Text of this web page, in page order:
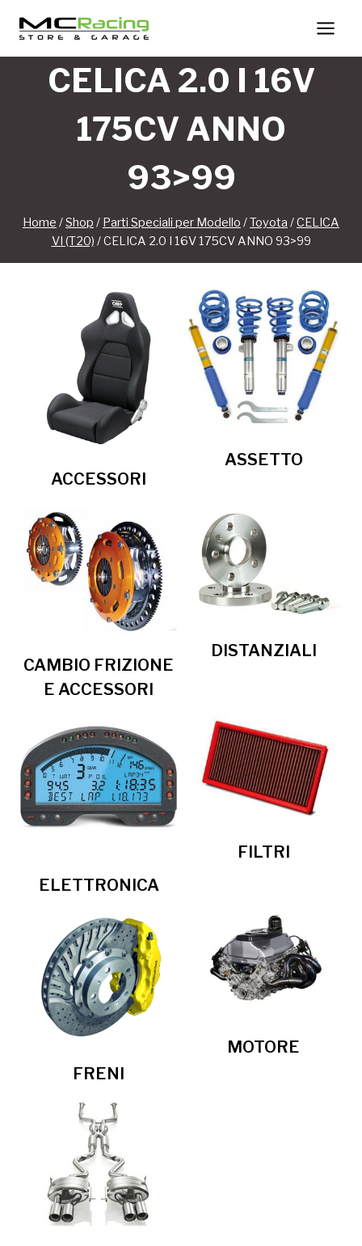
contenuto
CELICA 2.0 I 16V
175CV ANNO
93>99
Home /Shop / Parti Speciali per Modello /Toyota /CELICA
VI (T20) /CELICA 2.0 I 16V 175CV ANNO 93>99
ACCESSORI
ASSETTO
CAMBIO FRIZIONE
E ACCESSORI
DISTANZIALI
ELETTRONICA
FILTRI
FRENI
MOTORE